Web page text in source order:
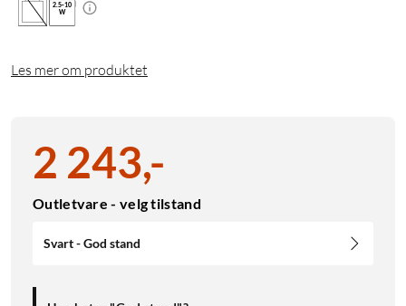
2.5-10
W
Les mer om produktet
2 243,-
Outletvare - velg tilstand
Svart - God stand